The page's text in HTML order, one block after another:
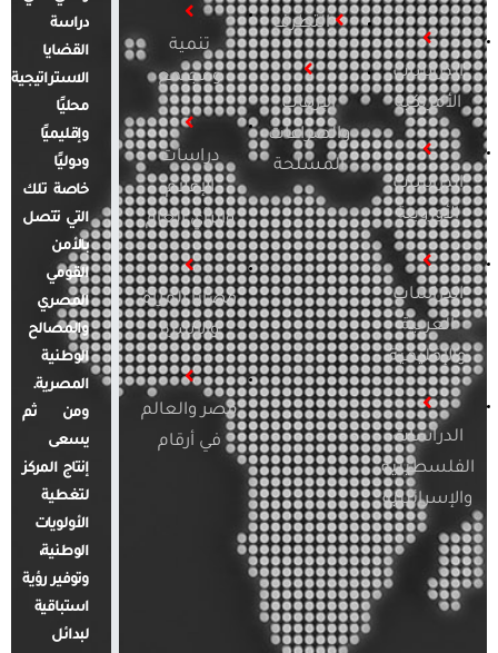
الدراسات
الأمريكية
الدراسات
الأوروبية
الدراسات
العربية
والإقليمية
الدراسات
الفلسطينية
والإسرائيلية
التطرف
الإرهاب
والصراعات
المسلحة
تنمية
ومجتمع
دراسات
الإعلام
والرأي العام
قضايا المرأة
والأسرة
مصر والعالم
في أرقام
دراسة
القضايا
الاستراتيجية
محليًا
وإقليميًا
ودوليًا
خاصة تلك
التي تتصل
بالأمن
القومي
المصري
والمصالح
الوطنية
المصرية.
ومن ثم
يسعى
إنتاج المركز
لتغطية
الأولويات
الوطنية،
وتوفير رؤية
استباقية
لبدائل